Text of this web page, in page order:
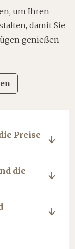
um Ihren
damit Sie
genießen
Preise
die